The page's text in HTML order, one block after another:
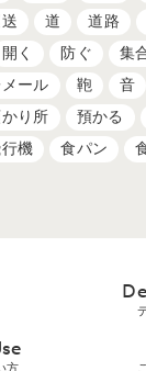
道 道路
開く 防ぐ 集
ール 鞄 音
り所 預かる
機 食パン
方